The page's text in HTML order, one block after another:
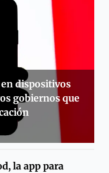
dispositivos
gobiernos que
la app para